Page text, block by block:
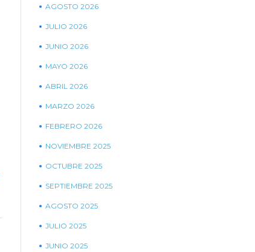
AGOSTO 2026
JULIO 2026
JUNIO 2026
MAYO 2026
ABRIL 2026
MARZO 2026
FEBRERO 2026
NOVIEMBRE 2025
OCTUBRE 2025
SEPTIEMBRE 2025
AGOSTO 2025
JULIO 2025
JUNIO 2025